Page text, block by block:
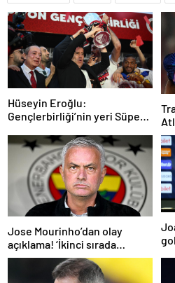
Hüseyin Eroğlu:
Gençlerbirliği’nin yeri Süper
Jose Mourinho’dan olay
açıklama! ‘İkinci sırada
bitireceğiz’